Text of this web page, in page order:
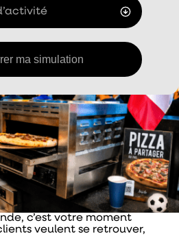
c’est votre moment
veulent se retrouver,